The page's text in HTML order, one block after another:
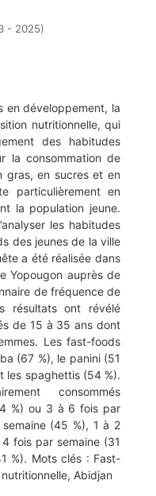
- 2025)
en développement, la
nutritionnelle, qui
des habitudes
la consommation de
gras, en sucres et en
particulièrement en
la population jeune.
les habitudes
des jeunes de la ville
a été réalisée dans
Yopougon auprès de
de fréquence de
résultats ont révélé
de 15 à 35 ans dont
Les fast-foods
(67 %), le panini (51
les spaghettis (54 %).
consommés
%) ou 3 à 6 fois par
(45 %), 1 à 2
fois par semaine (31
%). Mots clés : Fast-
Abidjan